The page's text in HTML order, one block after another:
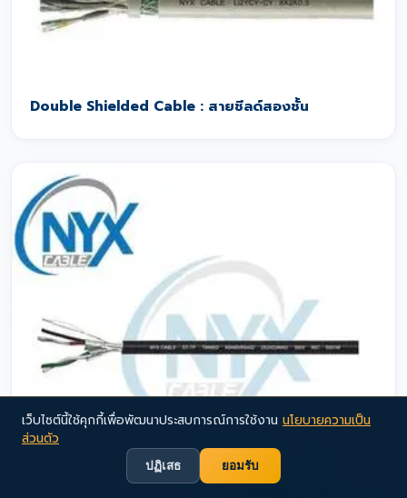
Double Shielded Cable : สายชีลด์สองชั้น
เว็บไซต์นี้ใช้คุกกี้เพื่อพัฒนาประสบการณ์การใช้งาน นโยบายความเป็น
ส่วนตัว
ปฏิเสธ ยอมรับ